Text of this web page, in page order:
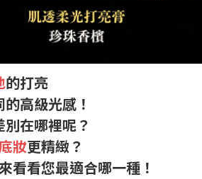
的打亮
高級光感！
在哪裡呢？
妝更精緻？
看看您最適合哪一種！